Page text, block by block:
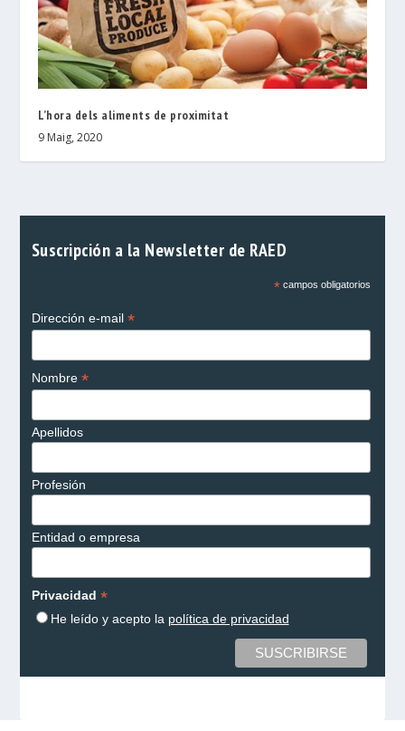
L’hora dels aliments de proximitat
9 Maig, 2020
Suscripción a la Newsletter de RAED
*campos obligatorios
Dirección e-mail *
Nombre *
Apellidos
Profesión
Entidad o empresa
Privacidad *
He leído y acepto la política de privacidad